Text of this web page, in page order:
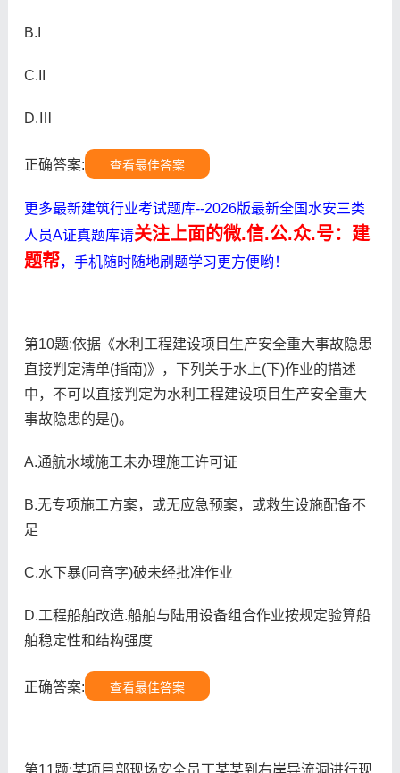
B.I
C.II
D.Ⅲ
正确答案: 查看最佳答案
更多最新建筑行业考试题库--2026版最新全国水安三类
人员A证真题库请关注上面的微.信.公.众.号：建
题帮，手机随时随地刷题学习更方便哟！
第10题:依据《水利工程建设项目生产安全重大事故隐患
直接判定清单(指南)》，下列关于水上(下)作业的描述
中，不可以直接判定为水利工程建设项目生产安全重大
事故隐患的是()。
A.通航水域施工未办理施工许可证
B.无专项施工方案，或无应急预案，或救生设施配备不
足
C.水下暴(同音字)破未经批准作业
D.工程船舶改造.船舶与陆用设备组合作业按规定验算船
舶稳定性和结构强度
正确答案: 查看最佳答案
第11题:某项目部现场安全员丁某某到右岸导流洞进行现